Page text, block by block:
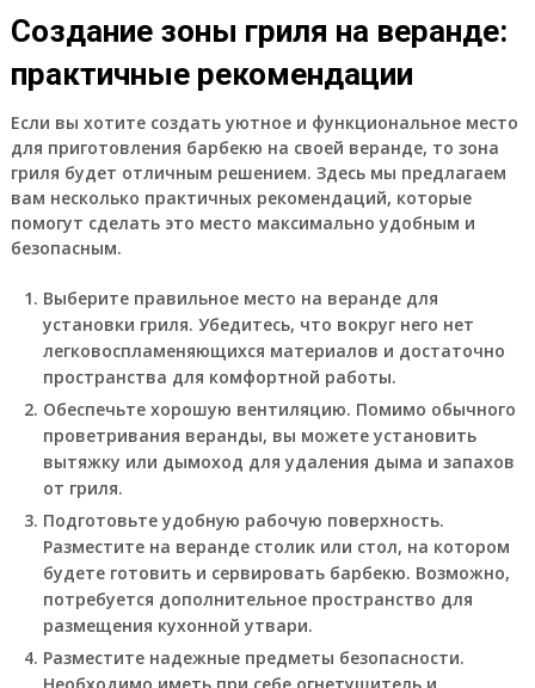
Создание зоны гриля на веранде:
практичные рекомендации
Если вы хотите создать уютное и функциональное место
для приготовления барбекю на своей веранде, то зона
гриля будет отличным решением. Здесь мы предлагаем
вам несколько практичных рекомендаций, которые
помогут сделать это место максимально удобным и
безопасным.
Выберите правильное место на веранде для
установки гриля. Убедитесь, что вокруг него нет
легковоспламеняющихся материалов и достаточно
пространства для комфортной работы.
Обеспечьте хорошую вентиляцию. Помимо обычного
проветривания веранды, вы можете установить
вытяжку или дымоход для удаления дыма и запахов
от гриля.
Подготовьте удобную рабочую поверхность.
Разместите на веранде столик или стол, на котором
будете готовить и сервировать барбекю. Возможно,
потребуется дополнительное пространство для
размещения кухонной утвари.
Разместите надежные предметы безопасности.